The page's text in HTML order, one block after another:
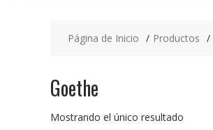
Página de Inicio Productos
Goethe
Mostrando el único resultado